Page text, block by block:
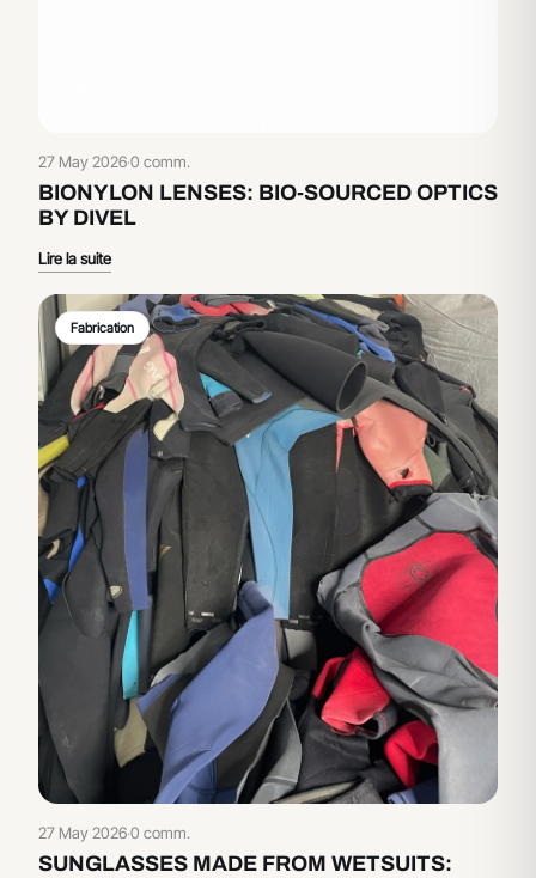
27 May 2026·0 comm.
BIONYLON LENSES: BIO-SOURCED OPTICS
BY DIVEL
Lire la suite
Fabrication
27 May 2026·0 comm.
SUNGLASSES MADE FROM WETSUITS: